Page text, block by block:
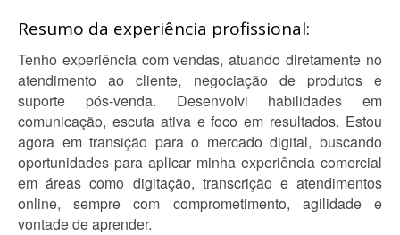
Resumo da experiência profissional:
Tenho experiência com vendas, atuando diretamente no
atendimento ao cliente, negociação de produtos e
suporte pós-venda. Desenvolvi habilidades em
comunicação, escuta ativa e foco em resultados. Estou
agora em transição para o mercado digital, buscando
oportunidades para aplicar minha experiência comercial
em áreas como digitação, transcrição e atendimentos
online, sempre com comprometimento, agilidade e
vontade de aprender.